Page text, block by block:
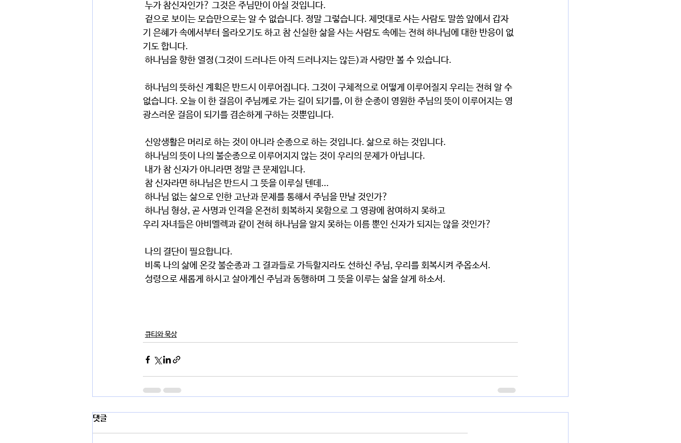
누가 참신자인가? 그것은 주님만이 아실 것입니다.
기 은혜가 속에서부터 올라오기도 하고 참 신실한 삶을 사는 사람도 속에는 전혀 하나님에 대한 반응이 없
기도 합니다.
하나님을 향한 열정(그것이 드러나든 아직 드러나지는 않든)과 사랑만 볼 수 있습니다.
없습니다. 오늘 이 한 걸음이 주님께로 가는 길이 되기를, 이 한 순종이 영원한 주님의 뜻이 이루어지는 영
광스러운 걸음이 되기를 겸손하게 구하는 것뿐입니다.
신앙생활은 머리로 하는 것이 아니라 순종으로 하는 것입니다. 삶으로 하는 것입니다.
하나님의 뜻이 나의 불순종으로 이루어지지 않는 것이 우리의 문제가 아닙니다.
내가 참 신자가 아니라면 정말 큰 문제입니다.
참 신자라면 하나님은 반드시 그 뜻을 이루실 텐데...
하나님 없는 삶으로 인한 고난과 문제를 통해서 주님을 만날 것인가?
하나님 형상, 곧 사명과 인격을 온전히 회복하지 못함으로 그 영광에 참여하지 못하고
우리 자녀들은 아비멜렉과 같이 전혀 하나님을 알지 못하는 이름 뿐인 신자가 되지는 않을 것인가?
나의 결단이 필요합니다.
비록 나의 삶에 온갖 불순종과 그 결과들로 가득할지라도 선하신 주님, 우리를 회복시켜 주옵소서.
성령으로 새롭게 하시고 살아계신 주님과 동행하며 그 뜻을 이루는 삶을 살게 하소서.
큐티와 묵상
댓글